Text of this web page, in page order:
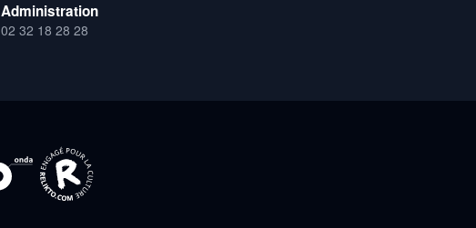
Administration
02 32 18 28 28